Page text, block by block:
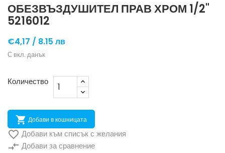
ОБЕЗВЪЗДУШИТЕЛ ПРАВ ХРОМ 1/2"
5216012
€4,17 / 8.15 лв
С вкл. данък
Количество
 Добави в кошницата
 Добави към списък с желания
compare_arrows Добави за сравнение